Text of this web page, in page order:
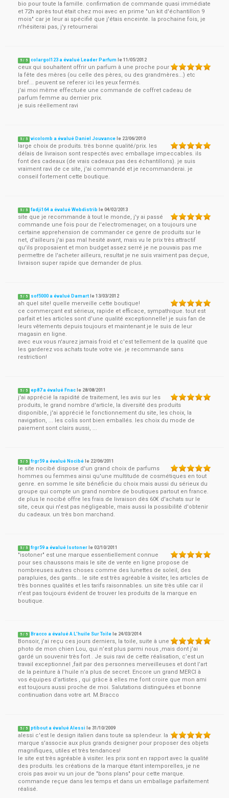
bio pour toute la famille. confirmation de commande quasi immédiate
et 72h après tout était chez moi avec en prime "un kit d'échantillon 9
mois" car je leur ai spécifié que j'étais enceinte. la prochaine fois, je
n'hésiterai pas, j'y retournerai
5 / 5 colargol123 a évalué Leader Parfum le11/05/2012
ceux qui souhaitent offrir un parfum à une proche pour
la fête des mères (ou celle des pères, ou des grandmères...) etc
bref... peuvent se referer ici les yeux fermés.
j'ai moi même effectuée une commande de coffret cadeau de
parfum femme au dernier prix.
je suis réellement ravi
5 / 5 vicolomb a évalué Daniel Jouvance le 22/06/2010
large choix de produits. très bonne qualité/prix. les
délais de livraison sont respectés avec emballage impeccables. ils
font des cadeaux (de vrais cadeaux pas des échantillons). je suis
vraiment ravi de ce site, j'ai commandé et je recommanderai. je
conseil fortement cette boutique.
5 / 5 fadji164 a évalué Webdistrib le04/02/2013
site que je recommande à tout le monde, j'y ai passé
commande une fois pour de l'electromenager, on a toujours une
certaine apprehension de commander ce genre de produits sur le
net, d'ailleurs j'ai pas mal hesité avant, mais vu le prix très attractif
qu'ils proposaient et mon budget assez serré je ne pouvais pas me
permettre de l'acheter ailleurs, resultat je ne suis vraiment pas deçue,
livraison super rapide que demander de plus.
5 / 5 sof5000 a évalué Damart le13/03/2012
ah quel site! quelle merveille cette boutique!
ce commerçant est sérieux, rapide et efficace, sympathique. tout est
parfait et les articles sont d'une qualité exceptionnelle! je suis fan de
leurs vêtements depuis toujours et maintenant je le suis de leur
magasin en ligne.
avec eux vous n'aurez jamais froid et c'est tellement de la qualité que
les garderez vos achats toute votre vie. je recommande sans
restriction!
5 / 5 ep87 a évalué Fnac le 28/08/2011
j'ai apprécié la rapidité de traitement, les avis sur les
produits, le grand nombre d'article, la diversité des produits
disponible, j'ai apprécié le fonctionnement du site, les choix, la
navigation, ... les colis sont bien emballés. les choix du mode de
paiement sont clairs aussi, ...
5 / 5 frgr59 a évalué Nocibé le 22/06/2011
le site nocibé dispose d'un grand choix de parfums
hommes ou femmes ainsi qu'une multitude de cosmétiques en tout
genre. en somme le site bénéficie du choix mais aussi du sérieux du
groupe qui compte un grand nombre de boutiques partout en france.
de plus le nocibé offre les frais de livraison dès 60€ d'achats sur le
site, ceux qui n'est pas négligeable, mais aussi la possibilité d'obtenir
du cadeaux. un très bon marchand.
5 / 5 frgr59 a évalué Isotoner le02/10/2011
"isotoner" est une marque essentiellement connue
pour ses chaussons mais le site de vente en ligne propose de
nombreuses autres choses comme des lunettes de soleil, des
parapluies, des gants... le site est très agréable à visiter, les articles de
très bonnes qualités et les tarifs raisonnables. un site très utile car il
n'est pas toujours évident de trouver les produits de la marque en
boutique.
5 / 5 Bracco a évalué A L'huile Sur Toile le 24/03/2014
Bonsoir, j’ai reçu ces jours derniers, la toile, suite à une
photo de mon chien Lou, qui n’est plus parmi nous ,mais dont j’ai
gardé un souvenir très fort . Je suis ravi de cette réalisation, c’est un
travail exceptionnel ,fait par des personnes merveilleuses et dont l’art
de la peinture à l’huile n’a plus de secret. Encore un grand MERCI à
vos équipes d’artistes , qui grâce à elles me font croire que mon ami
est toujours aussi proche de moi. Salutations distinguées et bonne
continuation dans votre art. M.Bracco
5 / 5 ptibout a évalué Alessi le31/10/2009
alessi c'est le design italien dans toute sa splendeur. la
marque s'associe aux plus grands designer pour proposer des objets
magnifiques, utiles et très tendances!
le site est très agréable à visiter. les prix sont en rapport avec la qualité
des produits. les créations de la marque étant intemporelles, je ne
crois pas avoir vu un jour de "bons plans" pour cette marque.
commande reçue dans les temps et dans un emballage parfaitement
réalisé.